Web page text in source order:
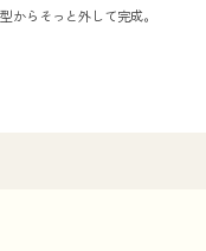
からそっと外して完成。